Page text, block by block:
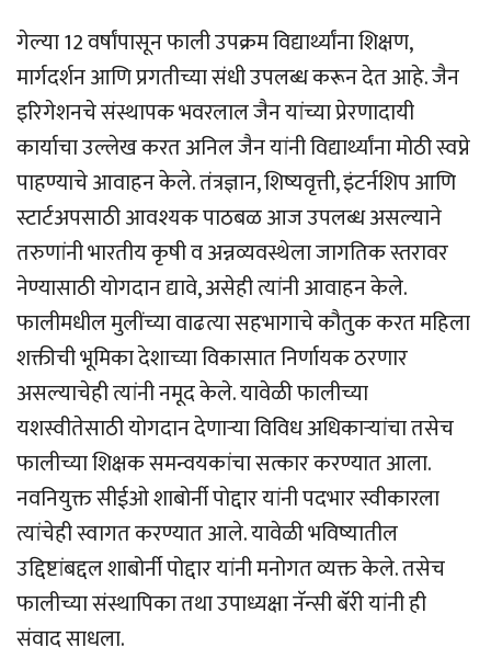
गेल्या 12 वर्षांपासून फाली उपक्रम विद्यार्थ्यांना शिक्षण,
मार्गदर्शन आणि प्रगतीच्या संधी उपलब्ध करून देत आहे. जैन
इरिगेशनचे संस्थापक भवरलाल जैन यांच्या प्रेरणादायी
कार्याचा उल्लेख करत अनिल जैन यांनी विद्यार्थ्यांना मोठी स्वप्ने
पाहण्याचे आवाहन केले. तंत्रज्ञान, शिष्यवृत्ती, इंटर्नशिप आणि
स्टार्टअपसाठी आवश्यक पाठबळ आज उपलब्ध असल्याने
तरुणांनी भारतीय कृषी व अन्नव्यवस्थेला जागतिक स्तरावर
नेण्यासाठी योगदान द्यावे, असेही त्यांनी आवाहन केले.
फालीमधील मुलींच्या वाढत्या सहभागाचे कौतुक करत महिला
शक्तीची भूमिका देशाच्या विकासात निर्णायक ठरणार
असल्याचेही त्यांनी नमूद केले. यावेळी फालीच्या
यशस्वीतेसाठी योगदान देणार्‍या विविध अधिकार्‍यांचा तसेच
फालीच्या शिक्षक समन्वयकांचा सत्कार करण्यात आला.
नवनियुक्त सीईओ शाबोर्नी पोद्दार यांनी पदभार स्वीकारला
त्यांचेही स्वागत करण्यात आले. यावेळी भविष्यातील
उद्दिष्टांबद्दल शाबोर्नी पोद्दार यांनी मनोगत व्यक्त केले. तसेच
फालीच्या संस्थापिका तथा उपाध्यक्षा नॅन्सी बॅरी यांनी ही
संवाद साधला.